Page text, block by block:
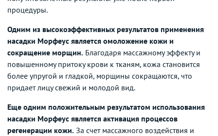
процедуры.
Одним из высокоэффективных результатов применения
насадки Морфеус является омоложение кожи и
сокращение морщин. Благодаря массажному эффекту и
повышенному притоку крови к тканям, кожа становится
более упругой и гладкой, морщины сокращаются, что
придает лицу свежий и молодой вид.
Еще одним положительным результатом использования
насадки Морфеус является активация процессов
регенерации кожи. За счет массажного воздействия и